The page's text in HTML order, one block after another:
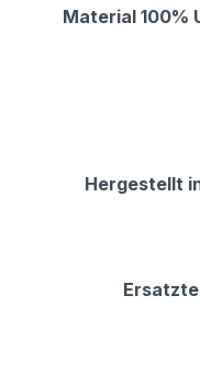
Material 100%
Hergestellt